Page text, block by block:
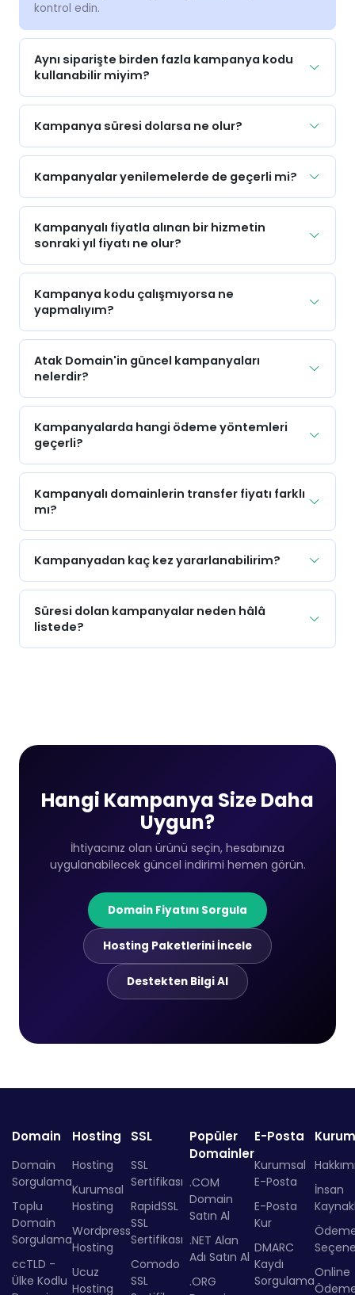
kontrol edin.
Aynı siparişte birden fazla kampanya kodu
kullanabilir miyim?
Kampanya süresi dolarsa ne olur?
Kampanyalar yenilemelerde de geçerli mi?
Kampanyalı fiyatla alınan bir hizmetin
sonraki yıl fiyatı ne olur?
Kampanya kodu çalışmıyorsa ne
yapmalıyım?
Atak Domain'in güncel kampanyaları
nelerdir?
Kampanyalarda hangi ödeme yöntemleri
geçerli?
Kampanyalı domainlerin transfer fiyatı farklı
mı?
Kampanyadan kaç kez yararlanabilirim?
Süresi dolan kampanyalar neden hâlâ
listede?
Hangi Kampanya Size Daha
Uygun?
İhtiyacınız olan ürünü seçin, hesabınıza
uygulanabilecek güncel indirimi hemen görün.
Domain Fiyatını Sorgula
Hosting Paketlerini İncele
Destekten Bilgi Al
Domain
Domain
Sorgulama
Toplu
Domain
Sorgulama
ccTLD -
Ülke Kodlu
Hosting
Hosting
Kurumsal
Hosting
Wordpress
Hosting
Ucuz
Hosting
SSL
SSL
Sertifikası
RapidSSL
SSL
Sertifikası
Comodo
SSL
Popüler
Domainler
.COM
Domain
Satın Al
.NET Alan
Adı Satın Al
.ORG
E-Posta
Kurumsal
E-Posta
E-Posta
Kur
DMARC
Kaydı
Sorgulama
İnsan
Online